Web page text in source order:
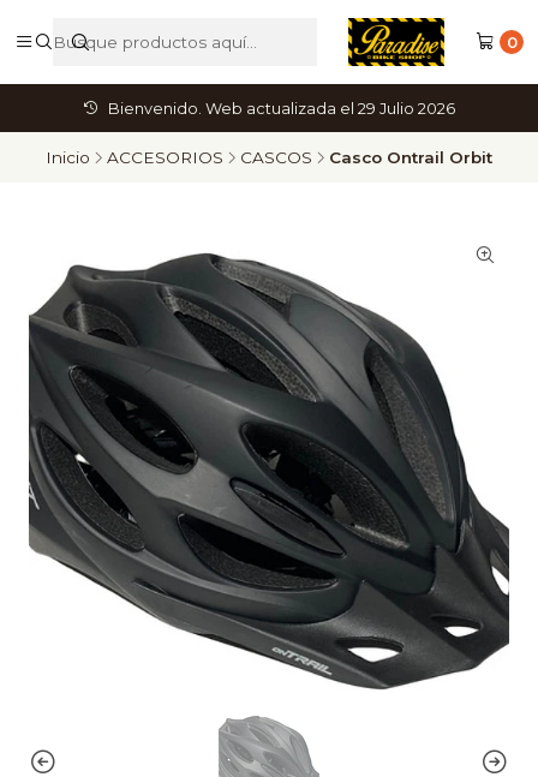
0
Bienvenido. Web actualizada el 29 Julio 2026
Inicio ACCESORIOS CASCOS Casco Ontrail Orbit